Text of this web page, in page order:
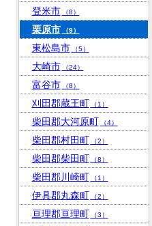
登米市 （8）
栗原市 （9）
東松島市 （5）
大崎市 （24）
富谷市 （8）
刈田郡蔵王町 （1）
柴田郡大河原町 （4）
柴田郡村田町 （2）
柴田郡柴田町 （8）
柴田郡川崎町 （1）
伊具郡丸森町 （2）
亘理郡亘理町 （3）